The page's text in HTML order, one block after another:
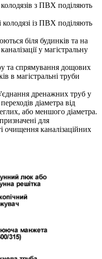
колодязів з ПВХ поділяють
колодязі із ПВХ поділяють
біля будинків та на
у магістральну
та спрямування дощових
в магістральні труби
дренажних труб у
діаметра від
або меншого діаметра.
для
очищення каналізаційних